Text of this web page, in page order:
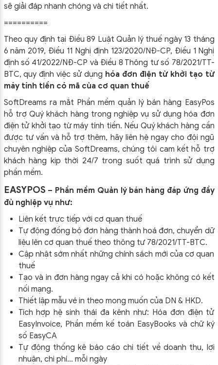
sẽ giải đáp nhanh chóng và chi tiết nhất.
==========
Theo quy định tại Điều 89 Luật Quản lý thuế ngày 13 tháng
6 năm 2019, Điều 11 Nghị định 123/2020/NĐ-CP, Điều 1 Nghị
định số 41/2022/NĐ-CP và Điều 8 Thông tư số 78/2021/TT-
BTC, quy định việc sử dụng hóa đơn điện tử khởi tạo từ
máy tính tiền có mã của cơ quan thuế
SoftDreams ra mắt Phần mềm quản lý bán hàng EasyPos
hỗ trợ Quý khách hàng trong nghiệp vụ sử dụnghóa đơn
điện tử khởi tạo từ máy tính tiền. Nếu Quý khách hàng cần
được tư vấn và hỗ trợ thêm, hãy liên hệ ngay cho đội ngũ
chuyên nghiệp của SoftDreams, chúng tôi cam kết hỗ trợ
khách hàng kịp thời 24/7 trong suốt quá trình sử dụng
phần mềm.
EASYPOS – Phần mềm Quản lý bán hàng đáp ứng đầy
đủ nghiệp vụ như:
Liên kết trực tiếp với cơ quan thuế
Tự động đồng bộ đơn hàng thành hoá đơn, chuyển dữ
liệu lên cơ quan thuế theo thông tư 78/2021/TT-BTC.
Cập nhật sớm nhất những chính sách mới của cơ quan
thuế
Tạo và in đơn hàng ngay cả khi có hoặc không có kết
nối mạng.
Thiết lập mẫu vé in theo mong muốn của DN & HKD.
Tích hợp hệ sinh thái đa kênh như: Hóa đơn điện tử
EasyInvoice, Phần mềm kế toán EasyBooks và chữ ký
số EasyCA
Tự động thống kê báo cáo chi tiết về doanh thu, lợi
nhuận, chi phí… mỗi ngày